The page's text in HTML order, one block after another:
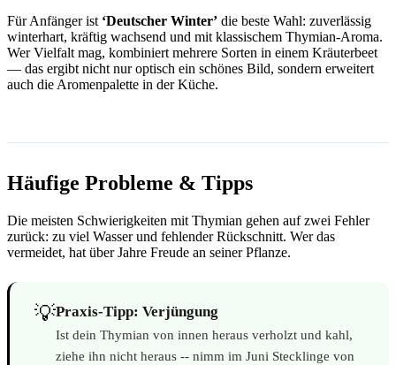
Für Anfänger ist ‘Deutscher Winter’ die beste Wahl: zuverlässig
winterhart, kräftig wachsend und mit klassischem Thymian-Aroma.
Wer Vielfalt mag, kombiniert mehrere Sorten in einem Kräuterbeet
— das ergibt nicht nur optisch ein schönes Bild, sondern erweitert
auch die Aromenpalette in der Küche.
Häufige Probleme & Tipps
Die meisten Schwierigkeiten mit Thymian gehen auf zwei Fehler
zurück: zu viel Wasser und fehlender Rückschnitt. Wer das
vermeidet, hat über Jahre Freude an seiner Pflanze.
💡Praxis-Tipp: Verjüngung
Ist dein Thymian von innen heraus verholzt und kahl,
ziehe ihn nicht heraus -- nimm im Juni Stecklinge von